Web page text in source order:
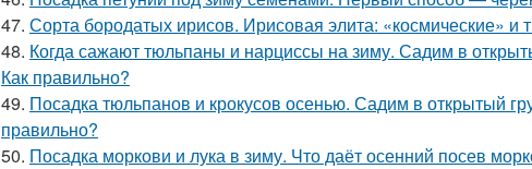
47. Сорта бородатых ирисов. Ирисовая элита: «космические» и
48. Когда сажают тюльпаны и нарциссы на зиму. Садим в
Как правильно?
49. Посадка тюльпанов и крокусов осенью. Садим в открытый
правильно?
50. Посадка моркови и лука в зиму. Что даёт осенний посев